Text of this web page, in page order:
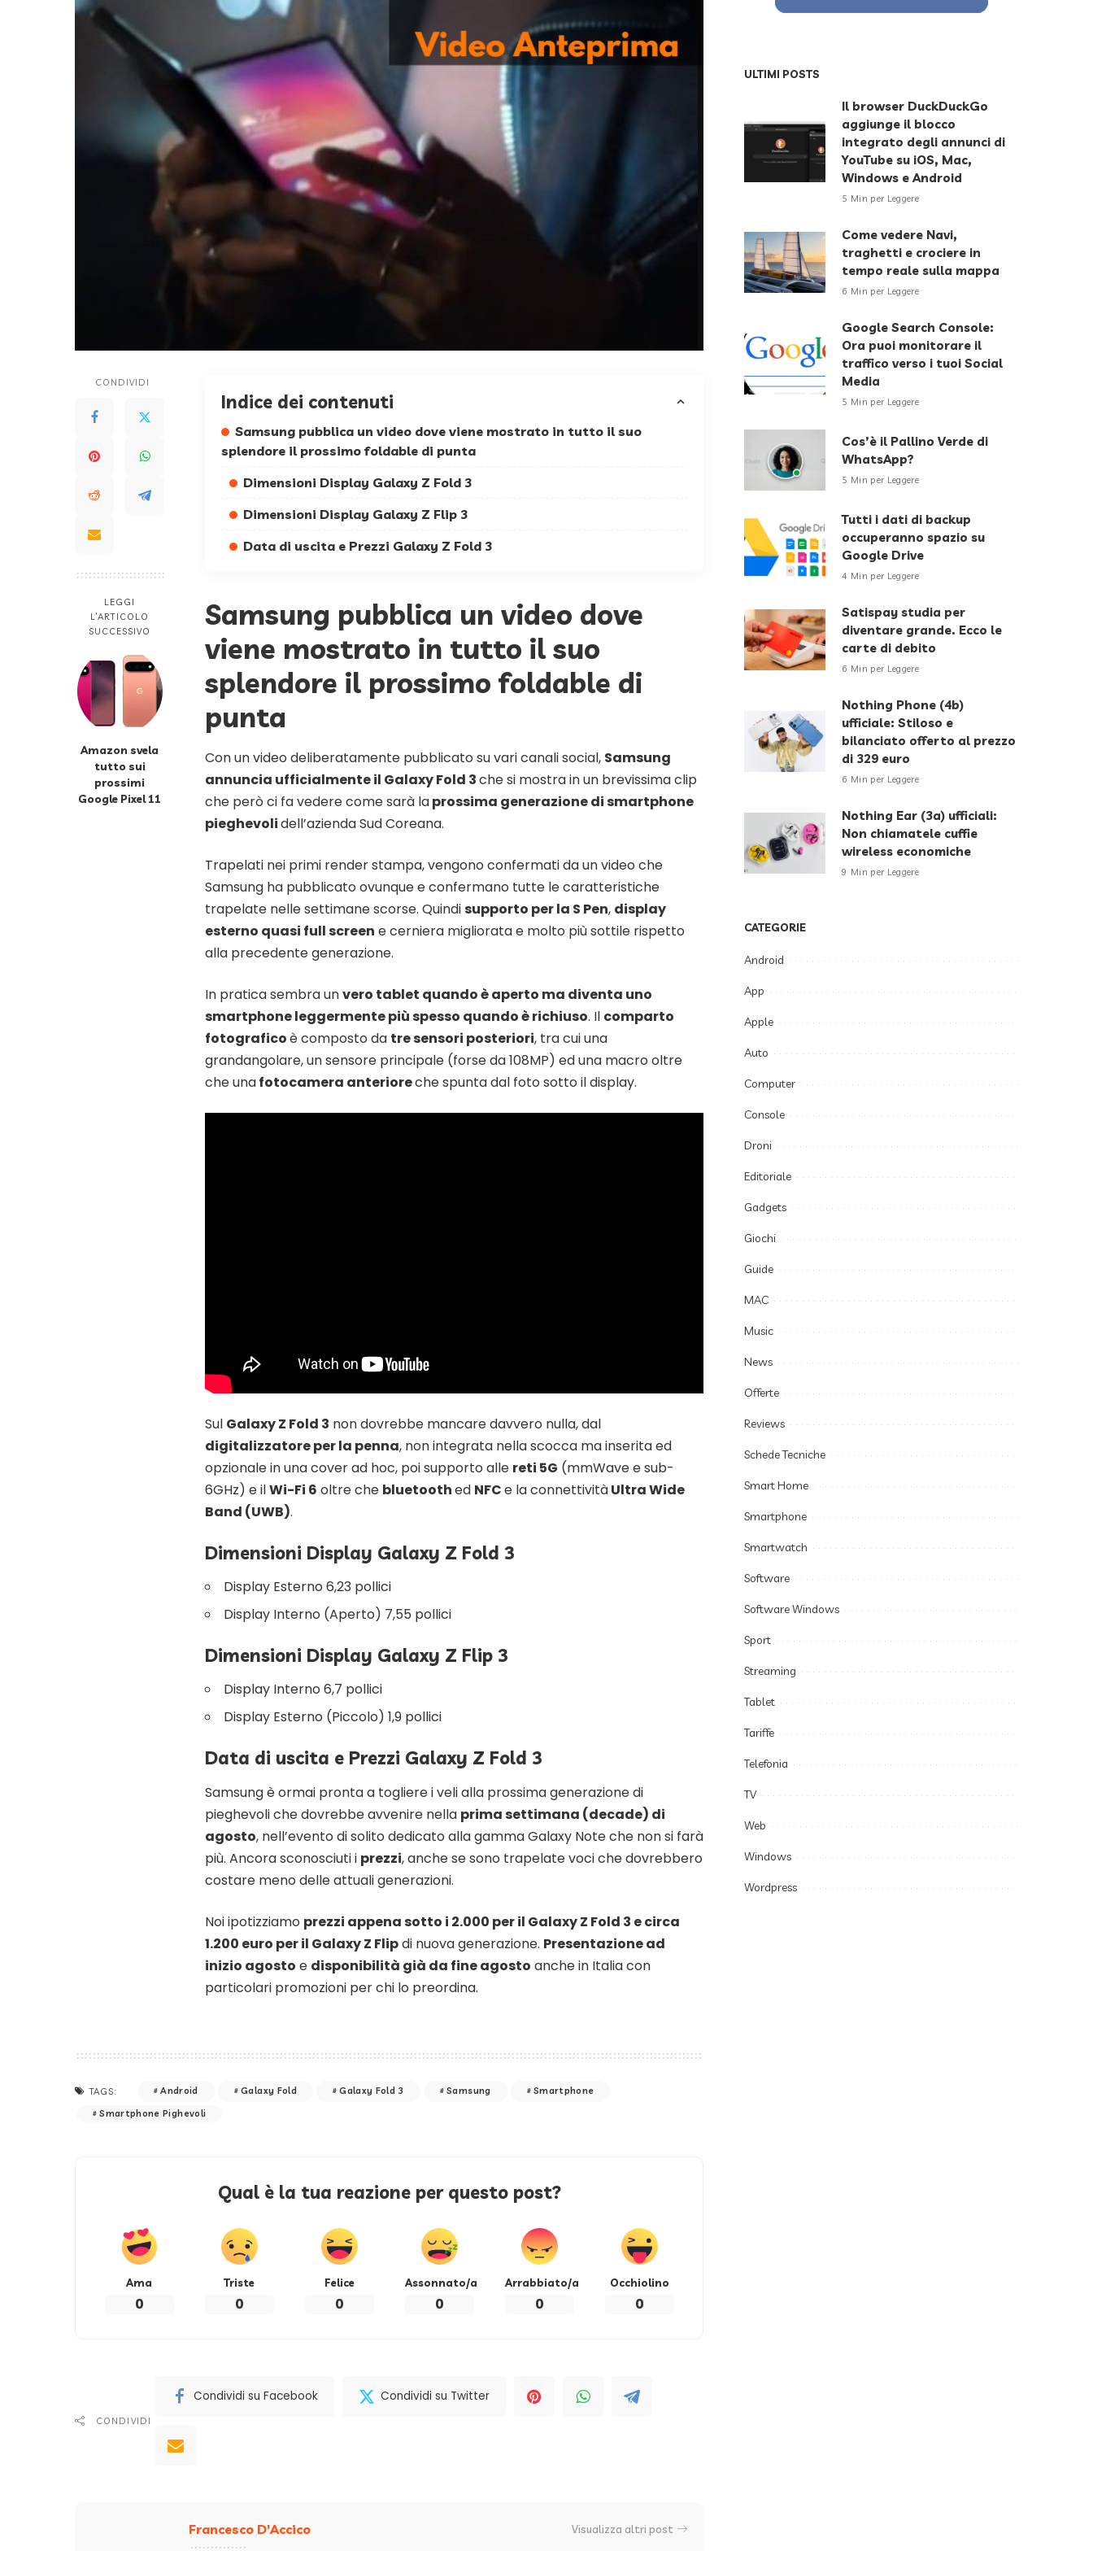
CONDIVIDI
LEGGI
L’ARTICOLO
SUCCESSIVO
Amazon svela
tutto sui
prossimi
Google Pixel 11
Indice dei contenuti
Samsung pubblica un video dove viene mostrato in tutto il suo
splendore il prossimo foldable di punta
Dimensioni Display Galaxy Z Fold 3
Dimensioni Display Galaxy Z Flip 3
Data di uscita e Prezzi Galaxy Z Fold 3
Samsung pubblica un video dove
viene mostrato in tutto il suo
splendore il prossimo foldable di
punta
Con un video deliberatamente pubblicato su vari canali social, Samsung
annuncia ufficialmente il Galaxy Fold 3che si mostra in un brevissima clip
che però ci fa vedere come sarà laprossima generazione di smartphone
pieghevolidell’azienda Sud Coreana.
Trapelati nei primi render stampa, vengono confermati da un video che
Samsung ha pubblicato ovunque e confermano tutte le caratteristiche
trapelate nelle settimane scorse. Quindisupporto per la S Pen, display
esterno quasi full screen e cerniera migliorata e molto più sottile rispetto
alla precedente generazione.
In pratica sembra unvero tablet quando è aperto ma diventa uno
smartphone leggermente più spesso quando è richiuso. Il comparto
fotograficoè composto da tre sensori posteriori, tra cui una
grandangolare, un sensore principale (forse da 108MP) ed una macro oltre
che unafotocamera anterioreche spunta dal foto sotto il display.
Sul Galaxy Z Fold 3 non dovrebbe mancare davvero nulla, dal
digitalizzatore per la penna, non integrata nella scocca ma inserita ed
opzionale in una cover ad hoc, poi supporto alle reti 5G (mmWave e sub-
6GHz) e ilWi-Fi 6 oltre che bluetoothed NFCe la connettivitàUltra Wide
Band (UWB).
Dimensioni Display Galaxy Z Fold 3
Display Esterno 6,23 pollici
Display Interno (Aperto) 7,55 pollici
Dimensioni Display Galaxy Z Flip 3
Display Interno 6,7 pollici
Display Esterno (Piccolo) 1,9 pollici
Data di uscita e Prezzi Galaxy Z Fold 3
Samsung è ormai pronta a togliere i veli alla prossima generazione di
pieghevoli che dovrebbe avvenire nella prima settimana (decade) di
agosto, nell’evento di solito dedicato alla gamma Galaxy Note che non si farà
più. Ancora sconosciuti i prezzi, anche se sono trapelate voci che dovrebbero
costare meno delle attuali generazioni.
Noi ipotizziamo prezzi appena sotto i 2.000 per il Galaxy Z Fold 3 e circa
1.200 euro per il Galaxy Z Flipdi nuova generazione. Presentazione ad
inizio agosto e disponibilità già da fine agosto anche in Italia con
particolari promozioni per chi lo preordina.
TAGS: Android Galaxy Fold Galaxy Fold 3 Samsung
Smartphone
Smartphone Pighevoli
Qual è la tua reazione per questo post?
Ama
0
Triste
0
Felice
0
Assonnato/a
0
Arrabbiato/a
0
Occhiolino
0
CONDIVIDI
Condividi su Facebook Condividi su Twitter
Francesco D'Accico Visualizza altri post
ULTIMI POSTS
Il browser DuckDuckGo
aggiunge il blocco
integrato degli annunci di
YouTube su iOS, Mac,
Windows e Android
5 Min per Leggere
Come vedere Navi,
traghetti e crociere in
tempo reale sulla mappa
6 Min per Leggere
Google Search Console:
Ora puoi monitorare il
traffico verso i tuoi Social
Media
5 Min per Leggere
Cos’è il Pallino Verde di
WhatsApp?
5 Min per Leggere
Tutti i dati di backup
occuperanno spazio su
Google Drive
4 Min per Leggere
Satispay studia per
diventare grande. Ecco le
carte di debito
6 Min per Leggere
Nothing Phone (4b)
ufficiale: Stiloso e
bilanciato offerto al prezzo
di 329 euro
6 Min per Leggere
Nothing Ear (3a) ufficiali:
Non chiamatele cuffie
wireless economiche
9 Min per Leggere
CATEGORIE
Android
App
Apple
Auto
Computer
Console
Droni
Editoriale
Gadgets
Giochi
Guide
MAC
Music
News
Offerte
Reviews
Schede Tecniche
Smart Home
Smartphone
Smartwatch
Software
Software Windows
Sport
Streaming
Tablet
Tariffe
Telefonia
TV
Web
Windows
Wordpress